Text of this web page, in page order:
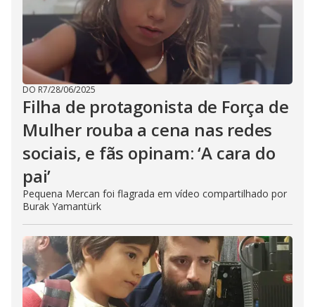
DO R7/28/06/2025
Filha de protagonista de Força de
Mulher rouba a cena nas redes
sociais, e fãs opinam: ‘A cara do
pai’
Pequena Mercan foi flagrada em vídeo compartilhado por
Burak Yamantürk